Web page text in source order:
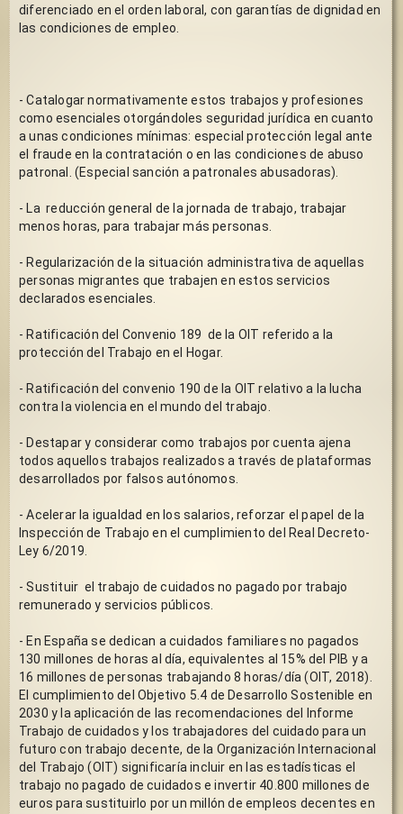
diferenciado en el orden laboral, con garantías de dignidad en
las condiciones de empleo.
- Catalogar normativamente estos trabajos y profesiones
como esenciales otorgándoles seguridad jurídica en cuanto
a unas condiciones mínimas: especial protección legal ante
el fraude en la contratación o en las condiciones de abuso
patronal. (Especial sanción a patronales abusadoras).
- La  reducción general de la jornada de trabajo, trabajar
menos horas, para trabajar más personas.
- Regularización de la situación administrativa de aquellas
personas migrantes que trabajen en estos servicios
declarados esenciales.
- Ratificación del Convenio 189  de la OIT referido a la
protección del Trabajo en el Hogar.
- Ratificación del convenio 190 de la OIT relativo a la lucha
contra la violencia en el mundo del trabajo.
- Destapar y considerar como trabajos por cuenta ajena
todos aquellos trabajos realizados a través de plataformas
desarrollados por falsos autónomos.
- Acelerar la igualdad en los salarios, reforzar el papel de la
Inspección de Trabajo en el cumplimiento del Real Decreto-
Ley 6/2019.
- Sustituir  el trabajo de cuidados no pagado por trabajo
remunerado y servicios públicos.
- En España se dedican a cuidados familiares no pagados
130 millones de horas al día, equivalentes al 15% del PIB y a
16 millones de personas trabajando 8 horas/día (OIT, 2018).
El cumplimiento del Objetivo 5.4 de Desarrollo Sostenible en
2030 y la aplicación de las recomendaciones del Informe
Trabajo de cuidados y los trabajadores del cuidado para un
futuro con trabajo decente, de la Organización Internacional
del Trabajo (OIT) significaría incluir en las estadísticas el
trabajo no pagado de cuidados e invertir 40.800 millones de
euros para sustituirlo por un millón de empleos decentes en